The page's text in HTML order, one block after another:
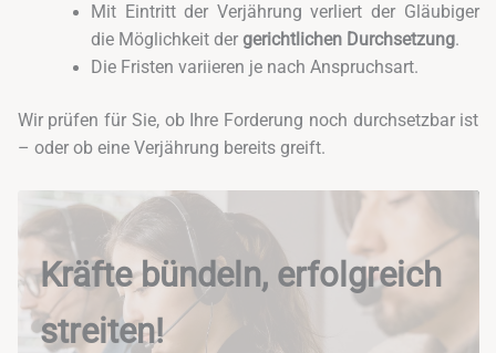
Mit Eintritt der Verjährung verliert der Gläubiger
die Möglichkeit der gerichtlichen Durchsetzung.
Die Fristen variieren je nach Anspruchsart.
Wir prüfen für Sie, ob Ihre Forderung noch durchsetzbar ist
– oder ob eine Verjährung bereits greift.
Kräfte bündeln, erfolgreich
streiten!